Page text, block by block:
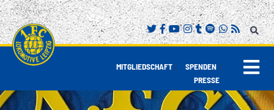
MITGLIEDSCHAFT| SPENDEN |
PRESSE